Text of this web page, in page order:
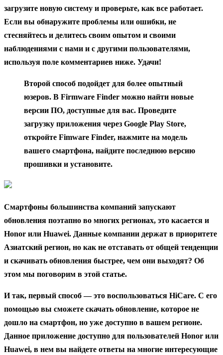
загрузите новую систему и проверьте, как все работает.
Если вы обнаружите проблемы или ошибки, не
стесняйтесь и делитесь своим опытом и своими
наблюдениями с нами и с другими пользователями,
используя поле комментариев ниже. Удачи!
Второй способ подойдет для более опытный
юзеров. В Firmware Finder можно найти новые
версии ПО, доступные для вас. Проведите
загрузку приложения через Google Play Store,
откройте Fimware Finder, нажмите на модель
вашего смартфона, найдите последнюю версию
прошивки и установите.
Смартфоны большинства компаний запускают
обновления поэтапно во многих регионах, это касается и
Honor или Huawei. Данные компании держат в приоритете
Азиатский регион, но как не отставать от общей тенденции
и скачивать обновления быстрее, чем они выходят? Об
этом мы поговорим в этой статье.
И так, первый способ — это воспользоваться HiCare. С его
помощью вы сможете скачать обновление, которое не
дошло на смартфон, но уже доступно в вашем регионе.
Данное приложение доступно для пользователей Honor или
Huawei, в нем вы найдете ответы на многие интересующие